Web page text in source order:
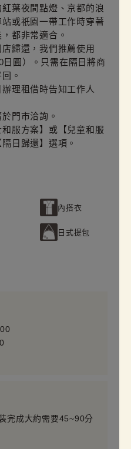
葉夜間點燈、京都的浪
或祇園一帶工作時穿著
都非常適合。
歸還，我們推薦使用
日圓）。只需在隔日將商
。
理租借時告知工作人
門市洽詢。
服方案】或【兒童和服
日歸還】選項。
內搭衣
日式提包
完成大約需要45~90分